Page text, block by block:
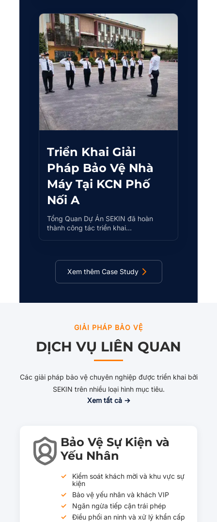
Triển Khai Giải
Pháp Bảo Vệ Nhà
Máy Tại KCN Phố
Nối A
Tổng Quan Dự Án SEKIN đã hoàn
thành công tác triển khai…
Xem thêm Case Study
GIẢI PHÁP BẢO VỆ
DỊCH VỤ LIÊN QUAN
Các giải pháp bảo vệ chuyên nghiệp được triển khai bởi
SEKIN trên nhiều loại hình mục tiêu.
Xem tất cả →
Bảo Vệ Sự Kiện và
Yếu Nhân
Kiểm soát khách mời và khu vực sự
kiện
Bảo vệ yếu nhân và khách VIP
Ngăn ngừa tiếp cận trái phép
Điều phối an ninh và xử lý khẩn cấp